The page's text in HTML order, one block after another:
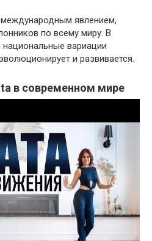
международным явлением,
по всему миру. В
национальные вариации
и развивается.
в современном мире